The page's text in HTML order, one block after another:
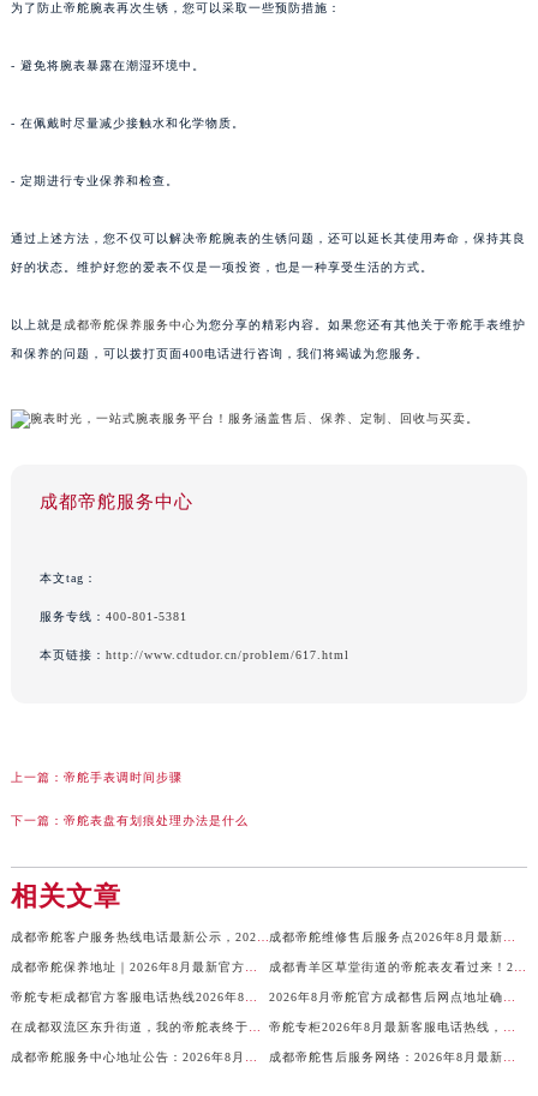
为了防止帝舵腕表再次生锈，您可以采取一些预防措施：
- 避免将腕表暴露在潮湿环境中。
- 在佩戴时尽量减少接触水和化学物质。
- 定期进行专业保养和检查。
通过上述方法，您不仅可以解决帝舵腕表的生锈问题，还可以延长其使用寿命，保持其良
好的状态。维护好您的爱表不仅是一项投资，也是一种享受生活的方式。
以上就是 成都帝舵保养服务中心为您分享的精彩内容。如果您还有其他关于帝舵手表维护
和保养的问题，可以拨打页面400电话进行咨询，我们将竭诚为您服务。
成都帝舵服务中心
本文tag：
服务专线： 400-801-5381
本页链接： http://www.cdtudor.cn/problem/617.html
上一篇： 帝舵手表调时间步骤
下一篇： 帝舵表盘有划痕处理办法是什么
相关文章
成都帝舵客户服务热线电话最新公示，2026年8月官方网点地址与售后信息同步 成都帝舵维修售后服务点2026年8月最新公示：官方维修保养服务网点地址公告！
成都帝舵保养地址｜2026年8月最新官方售后网点公示通告：精密机芯维护服务信息与完整地址查询公告 成都青羊区草堂街道的帝舵表友看过来！2026年8月最新维修保养客服电话全攻略，我这几年攒下的真实服务经验全撂这儿了
帝舵专柜成都官方客服电话热线2026年8月最新，服务信息权威通知 2026年8月帝舵官方成都售后网点地址确认，客户可拨打全国统一热线
在成都双流区东升街道，我的帝舵表终于找到靠谱维修保养地儿了，2026年8月最新客服热线体验记，服务巴适得板！ 帝舵专柜2026年8月最新客服电话热线，成都官方服务信息权威通告
成都帝舵服务中心地址公告：2026年8月最新售后维修保养权威信息公示 成都帝舵售后服务网络：2026年8月最新官方网点地址与客户热线